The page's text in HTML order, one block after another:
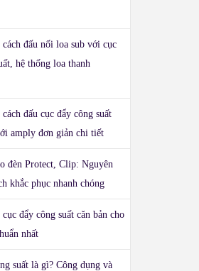
đấu nối loa sub với cục
hệ thống loa thanh
đấu cục đẩy công suất
amply đơn giản chi tiết
đèn Protect, Clip: Nguyên
khắc phục nhanh chóng
đẩy công suất căn bản cho
nhất
suất là gì? Công dụng và